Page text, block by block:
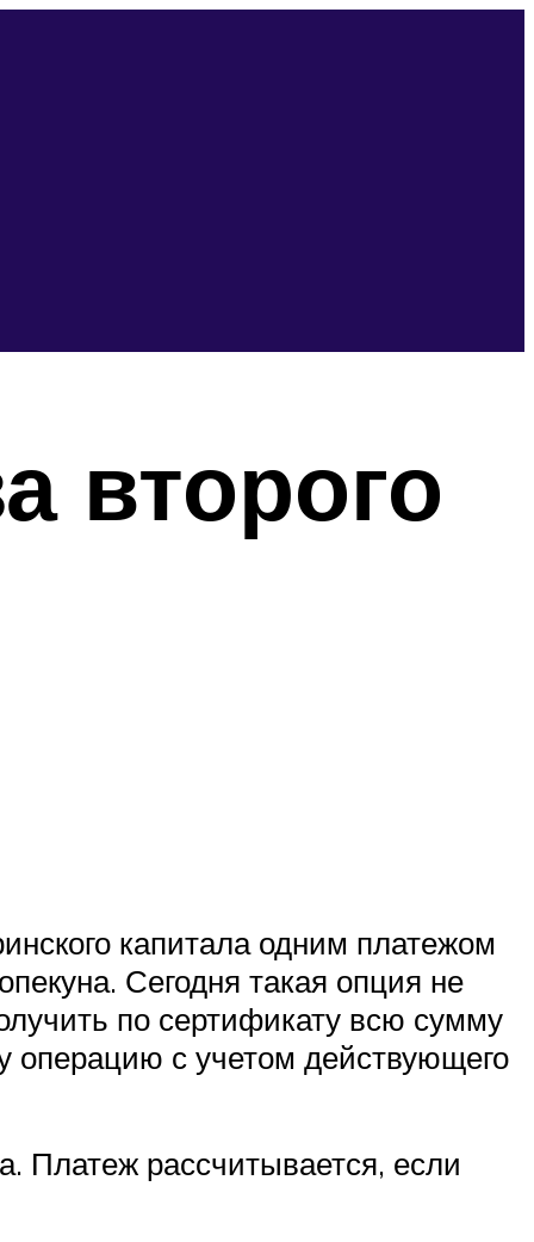
второго
капитала одним платежом
Сегодня такая опция не
по сертификату всю сумму
операцию с учетом действующего
Платеж рассчитывается, если